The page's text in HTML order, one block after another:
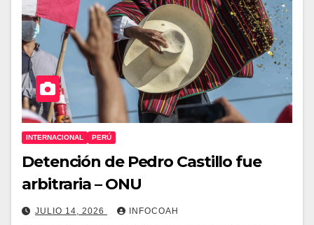
INTERNACIONAL PERÚ
Detención de Pedro Castillo fue
arbitraria – ONU
JULIO 14, 2026 INFOCOAH